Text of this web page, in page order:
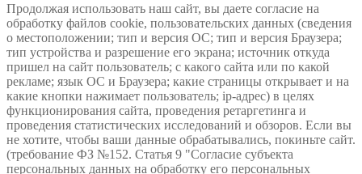
Продолжая использовать наш сайт, вы даете согласие на
обработку файлов cookie, пользовательских данных (сведения
о местоположении; тип и версия ОС; тип и версия Браузера;
тип устройства и разрешение его экрана; источник откуда
пришел на сайт пользователь; с какого сайта или по какой
рекламе; язык ОС и Браузера; какие страницы открывает и на
какие кнопки нажимает пользователь; ip-адрес) в целях
функционирования сайта, проведения ретаргетинга и
проведения статистических исследований и обзоров. Если вы
не хотите, чтобы ваши данные обрабатывались, покиньте сайт.
(требование ФЗ №152. Статья 9 "Согласие субъекта
персональных данных на обработку его персональных